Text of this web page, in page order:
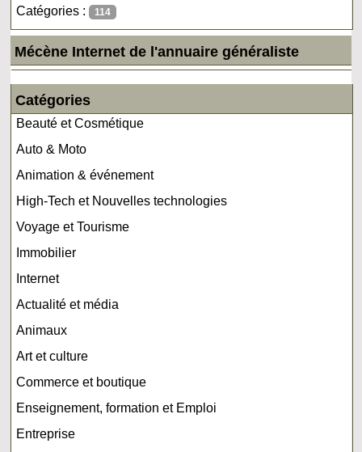
Catégories : 114
Mécène Internet de l'annuaire généraliste
Catégories
Beauté et Cosmétique
Auto & Moto
Animation & événement
High-Tech et Nouvelles technologies
Voyage et Tourisme
Immobilier
Internet
Actualité et média
Animaux
Art et culture
Commerce et boutique
Enseignement, formation et Emploi
Entreprise